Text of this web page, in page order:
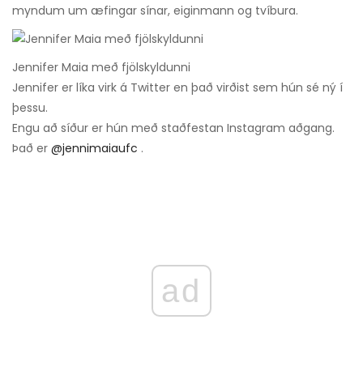
myndum um æfingar sínar, eiginmann og tvíbura.
Jennifer Maia með fjölskyldunni
Jennifer er líka virk á Twitter en það virðist sem hún sé ný í
þessu.
Engu að síður er hún með staðfestan Instagram aðgang.
Það er @jennimaiaufc .
ad